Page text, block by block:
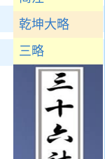
乾坤大略
三略